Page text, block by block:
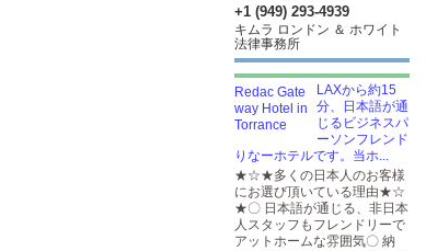
+1 (949) 293-4939
キムラ ロンドン ＆ ホワイト
法律事務所
LAXから約15
分、日本語が通
じるビジネスパ
ーソンフレンド
りなーホテルです。当ホ...
★☆★多くの日本人のお客様
にお選び頂いている理由★☆
★〇 日本語が通じる、非日本
人スタッフもフレンドリーで
アットホームな雰囲気〇 納